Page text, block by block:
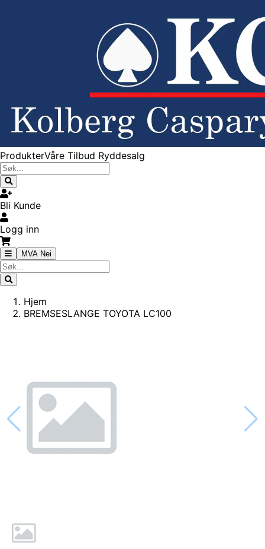
ProdukterVåre Tilbud Ryddesalg
Bli Kunde
Logg inn
MVA Nei
Hjem
BREMSESLANGE TOYOTA LC100